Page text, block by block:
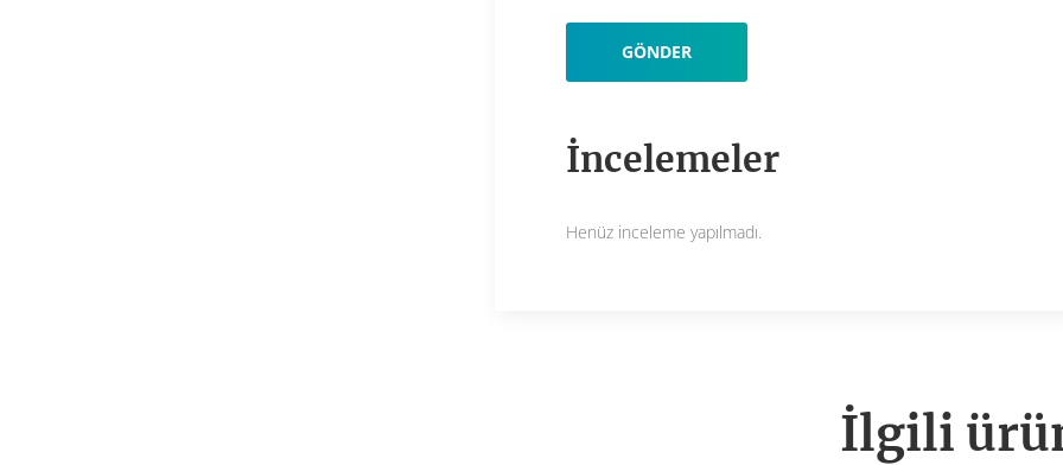
İncelemeler
Henüz inceleme yapılmadı.
İlgili